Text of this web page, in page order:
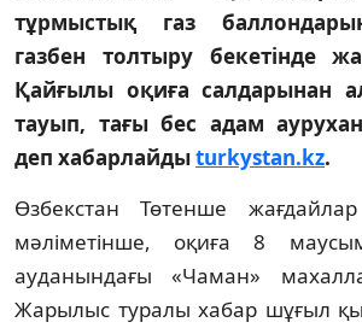
тұрмыстық газ
газбен толтыру бекетінде
Қайғылы оқиға салдарынан
тауып, тағы бес адам
деп хабарлайдыturkystan.kz.
Өзбекстан Төтенше жағдайлар
мәліметінше, оқиға 8
ауданындағы «Чаман»
Жарылыс туралы хабар шұғыл